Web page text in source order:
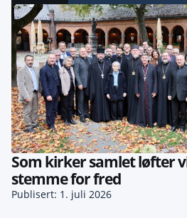
Som kirker samlet løfter
stemme for fred
Publisert: 1. juli 2026